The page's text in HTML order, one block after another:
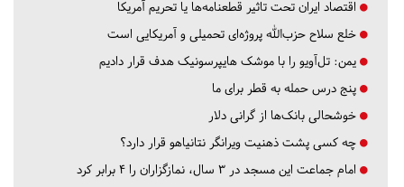
اقتصاد ایران تحت تاثیر قطعنامه‌ها یا تحریم‌ آمریکا
خلع سلاح حزب‌الله پروژه‌ای تحمیلی و آمریکایی است
یمن: تل‌آویو را با موشک هایپرسونیک هدف قرار دادیم
پنج درس‌ حمله به قطر برای ما
خوشحالی بانک‌ها از گرانی دلار
چه کسی پشت ذهنیت ویرانگر نتانیاهو قرار دارد؟
امام جماعت این مسجد در ۳ سال، نمازگزاران را ۴ برابر کرد